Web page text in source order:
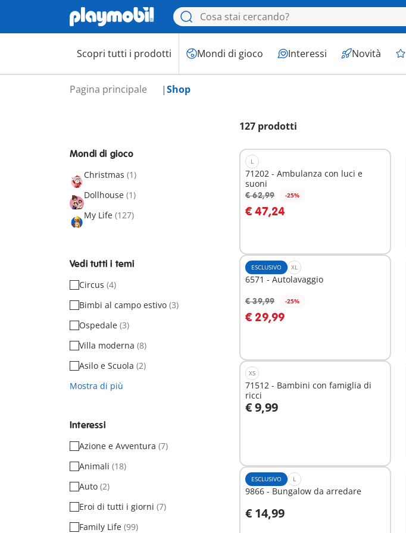
Scopri tutti i prodotti Mondi di gioco Interessi Novità
Pagina principale Shop
127 prodotti
Mondi di gioco
Christmas (1)
Dollhouse (1)
My Life (127)
Vedi tutti i temi
Circus (4)
Bimbi al campo estivo (3)
Ospedale (3)
Villa moderna (8)
Asilo e Scuola (2)
Mostra di più
Interessi
Azione e Avventura (7)
Animali (18)
Auto (2)
Eroi di tutti i giorni (7)
Family Life (99)
L
71202 - Ambulanza con luci e
suoni
€ 62,99 -25%
€ 47,24
ESCLUSIVO XL
6571 - Autolavaggio
€ 39,99 -25%
€ 29,99
XS
71512 - Bambini con famiglia di
ricci
€ 9,99
Aggiungi al carrello
ESCLUSIVO L
9866 - Bungalow da arredare
€ 14,99
Aggiungi al carrello